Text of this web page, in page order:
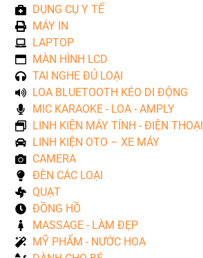
DỤNG CỤ Y TẾ
MÁY IN
LAPTOP
MÀN HÌNH LCD
TAI NGHE ĐỦ LOẠI
LOA BLUETOOTH KÉO DI ĐỘNG
MIC KARAOKE - LOA - AMPLY
LINH KIỆN MÁY TÍNH - ĐIỆN THOẠI
LINH KIỆN OTO – XE MÁY
CAMERA
ĐÈN CÁC LOẠI
QUẠT
ĐỒNG HỒ
MASSAGE - LÀM ĐẸP
MỸ PHẨM - NƯỚC HOA